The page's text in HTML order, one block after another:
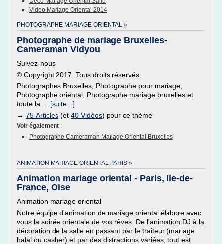
Video Mariage Oriental 2014
PHOTOGRAPHE MARIAGE ORIENTAL »
Photographe de mariage Bruxelles-
Cameraman Vidyou
Suivez-nous
© Copyright 2017. Tous droits réservés.
Photographes Bruxelles, Photographe pour mariage,
Photographe oriental, Photographe mariage bruxelles et
toute la... [suite...]
→ 75 Articles (et 40 Vidéos) pour ce thème
Voir également :
Photographe Cameraman Mariage Oriental Bruxelles
ANIMATION MARIAGE ORIENTAL PARIS »
Animation mariage oriental - Paris, Ile-de-
France, Oise
Animation mariage oriental
Notre équipe d'animation de mariage oriental élabore avec
vous la soirée orientale de vos rêves. De l'animation DJ à la
décoration de la salle en passant par le traiteur (mariage
halal ou casher) et par des distractions variées, tout est